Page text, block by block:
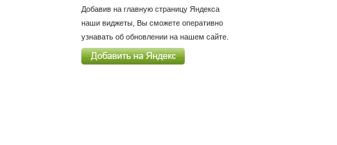
Добавив на главную страницу Яндекса
наши виджеты, Вы сможете оперативно
узнавать об обновлении на нашем сайте.